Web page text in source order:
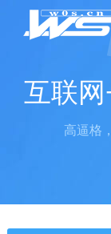
互联
高逼格